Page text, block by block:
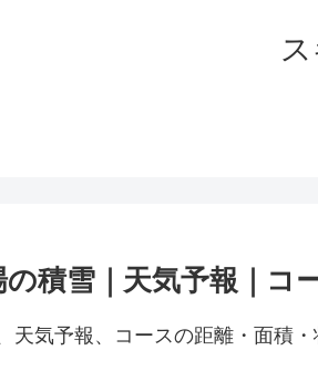
積雪｜天気予報｜コ
天気予報、コースの距離・面積